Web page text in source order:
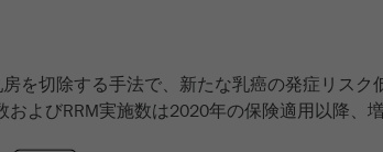
を切除する手法で、新たな乳癌の発症リス
およびRRM実施数は2020年の保険適用以降、